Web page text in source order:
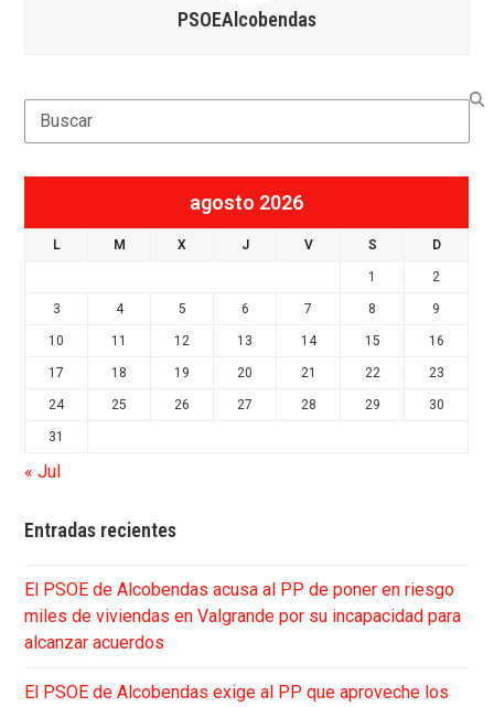
PSOEAlcobendas
Search
agosto 2026
L M X J V S D
1 2
3 4 5 6 7 8 9
10 11 12 13 14 15 16
17 18 19 20 21 22 23
24 25 26 27 28 29 30
31
« Jul
Entradas recientes
El PSOE de Alcobendas acusa al PP de poner en riesgo
miles de viviendas en Valgrande por su incapacidad para
alcanzar acuerdos
El PSOE de Alcobendas exige al PP que aproveche los